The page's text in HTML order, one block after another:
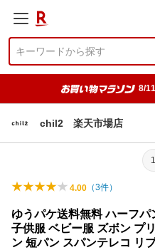
8/
chil2 楽天市場店
4.00 （3件）
ゆうパケ送料無料 ハーフ
子供服 ベビー服 ズボン プ
ン 短パン スパンテレコ リ